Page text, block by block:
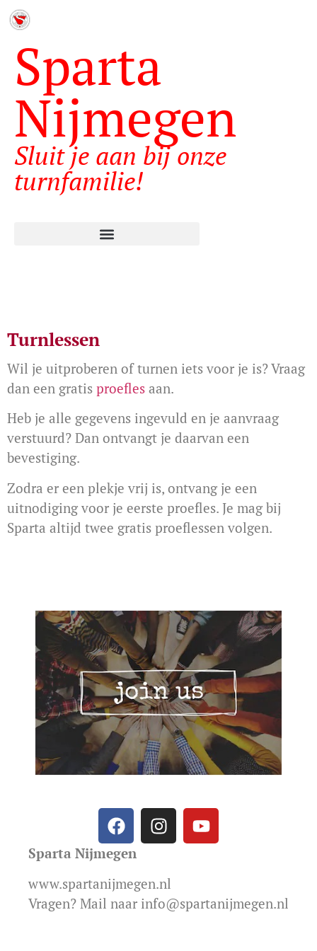
Sparta
Nijmegen
Sluit je aan bij onze
turnfamilie!
Turnlessen
Wil je uitproberen of turnen iets voor je is? Vraag
dan een gratis proefles aan.
Heb je alle gegevens ingevuld en je aanvraag
verstuurd? Dan ontvangt je daarvan een
bevestiging.
Zodra er een plekje vrij is, ontvang je een
uitnodiging voor je eerste proefles. Je mag bij
Sparta altijd twee gratis proeflessen volgen.
Sparta Nijmegen
www.spartanijmegen.nl
Vragen? Mail naar info@spartanijmegen.nl